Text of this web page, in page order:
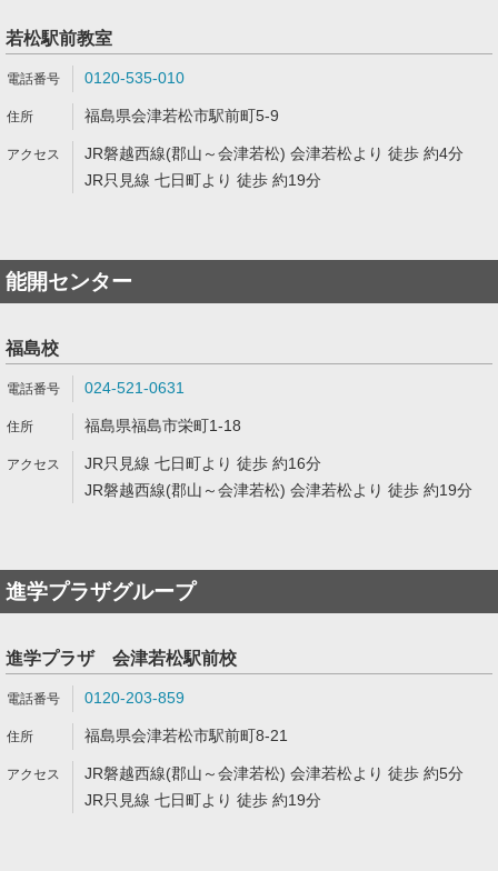
若松駅前教室
0120-535-010
福島県会津若松市駅前町5-9
JR磐越西線(郡山～会津若松) 会津若松より 徒歩 約4分
JR只見線 七日町より 徒歩 約19分
能開センター
福島校
024-521-0631
福島県福島市栄町1-18
JR只見線 七日町より 徒歩 約16分
JR磐越西線(郡山～会津若松) 会津若松より 徒歩 約19分
進学プラザグループ
進学プラザ 会津若松駅前校
0120-203-859
福島県会津若松市駅前町8-21
JR磐越西線(郡山～会津若松) 会津若松より 徒歩 約5分
JR只見線 七日町より 徒歩 約19分